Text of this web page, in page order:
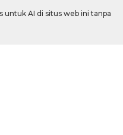
AI di situs web ini tanpa